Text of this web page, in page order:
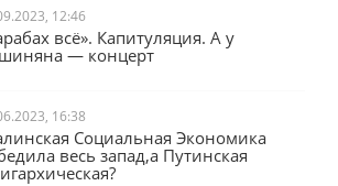
12:46
всё». Капитуляция. А у
— концерт
16:38
Социальная Экономика
весь запад,а Путинская